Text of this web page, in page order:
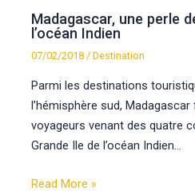
Madagascar, une perle
l’océan Indien
07/02/2018/Destination
Parmi les destinations
l’hémisphère sud,
voyageurs venant des quatre
Grande Ile de l’océan Indien…
Read More »